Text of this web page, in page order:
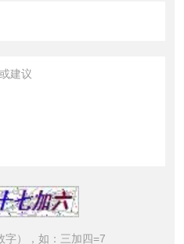
字），如：三加四=7